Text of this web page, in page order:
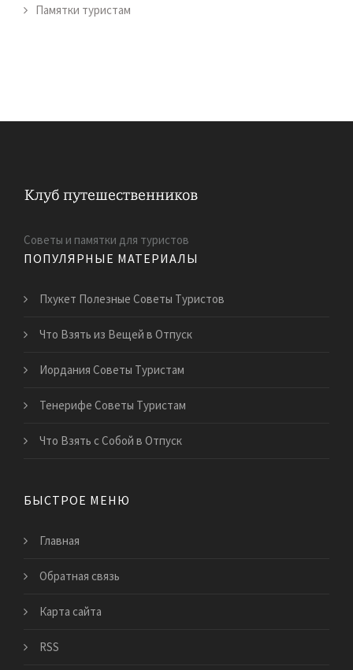
Памятки туристам
Советы и памятки для туристов
ПОПУЛЯРНЫЕ МАТЕРИАЛЫ
Пхукет Полезные Советы Туристов
Что Взять из Вещей в Отпуск
Иордания Советы Туристам
Тенерифе Советы Туристам
Что Взять с Собой в Отпуск
БЫСТРОЕ МЕНЮ
Главная
Обратная связь
Карта сайта
RSS